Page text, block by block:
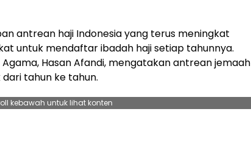
antrean haji Indonesia yang terus meningkat
untuk mendaftar ibadah haji setiap tahunnya.
Hasan Afandi, mengatakan antrean jemaah
tahun ke tahun.
kebawah untuk lihat konten